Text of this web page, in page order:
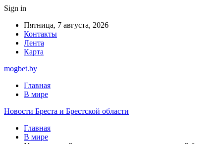
Sign in
Пятница, 7 августа, 2026
Контакты
Лента
Карта
mogbet.by
Главная
В мире
Новости Бреста и Брестской области
Главная
В мире